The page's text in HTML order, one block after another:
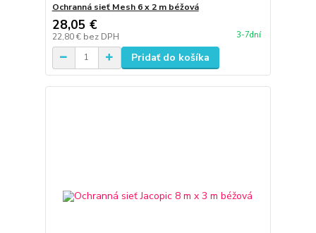
Ochranná sieť Mesh 6 x 2 m béžová
28,05 €
22,80 € bez DPH 3-7dní
Pridať do košíka